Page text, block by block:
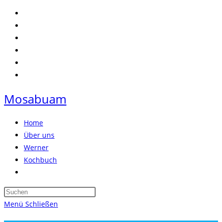
Zum
Inhalt
springen
Mosabuam
Home
Über uns
Werner
Kochbuch
umschalten
Press
Menü Schließen